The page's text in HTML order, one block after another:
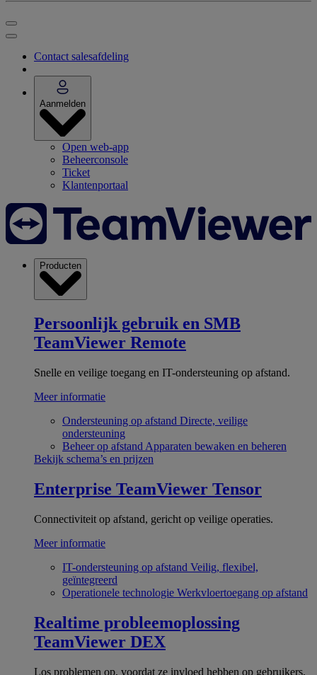
Contact salesafdeling
Aanmelden
Open web-app
Beheerconsole
Ticket
Klantenportaal
Producten
Persoonlijk gebruik en SMB
TeamViewer Remote
Snelle en veilige toegang en IT-ondersteuning op afstand.
Meer informatie
Ondersteuning op afstand Directe, veilige
ondersteuning
Beheer op afstand Apparaten bewaken en beheren
Bekijk schema’s en prijzen
Enterprise TeamViewer Tensor
Connectiviteit op afstand, gericht op veilige operaties.
Meer informatie
IT-ondersteuning op afstand Veilig, flexibel,
geïntegreerd
Operationele technologie Werkvloertoegang op afstand
Realtime probleemoplossing
TeamViewer DEX
Los problemen op, voordat ze invloed hebben op gebruikers.